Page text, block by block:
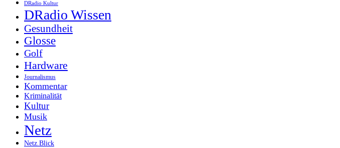
DRadio Kultur
DRadio Wissen
Gesundheit
Glosse
Golf
Hardware
Journalismus
Kommentar
Kriminalität
Kultur
Musik
Netz
Netz.Blick